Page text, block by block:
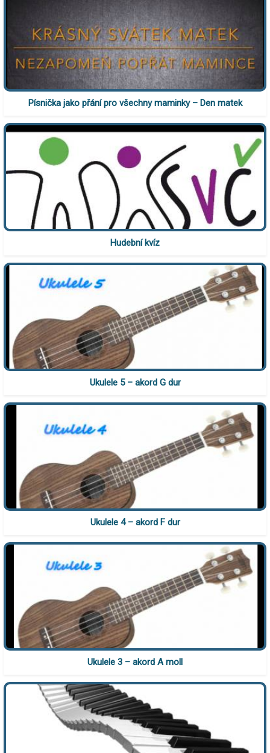
Písnička jako přání pro všechny maminky – Den matek
Hudební kvíz
Ukulele 5 – akord G dur
Ukulele 4 – akord F dur
Ukulele 3 – akord A moll